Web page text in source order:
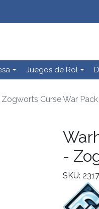
Juegos de Rol
Curse War Pack
-
SKU: 2317